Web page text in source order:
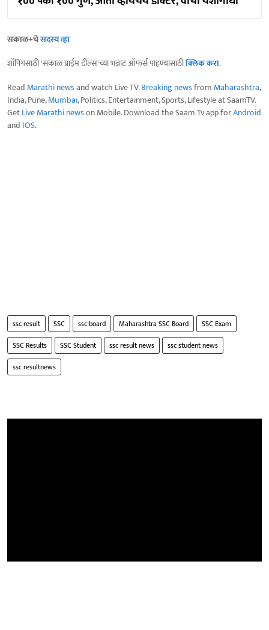
सकाळ+चेसदस्य व्हा
शॉपिंगसाठी 'सकाळ प्राईम डील्स'च्या भन्नाट ऑफर्स पाहण्यासाठीक्लिक करा.
Read Marathi newsand watch Live TV.Breaking newsfrom Maharashtra,
India, Pune,Mumbai, Politics, Entertainment, Sports, Lifestyle at SaamTV.
GetLive Marathi newson Mobile. Download the Saam Tv app forAndroid
and IOS.
ssc result SSC ssc board Maharashtra SSC Board
SSC Exam
SSC Results
SSC Student ssc result news
ssc student news
ssc resultnews